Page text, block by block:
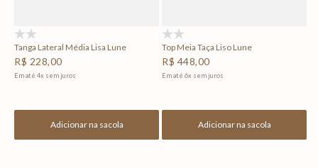
Tanga Lateral Média Lisa Lune
R$ 228,00
Em até 4x sem juros
Adicionar na sacola
Top Meia Taça Liso Lune
R$ 448,00
Em até 6x sem juros
Adicionar na sacola